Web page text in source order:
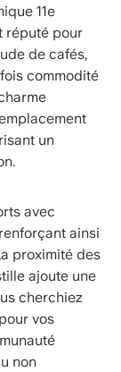
11e
réputé pour
de cafés,
commodité
un
avec
ainsi
proximité des
ajoute une
cherchiez
vos
non